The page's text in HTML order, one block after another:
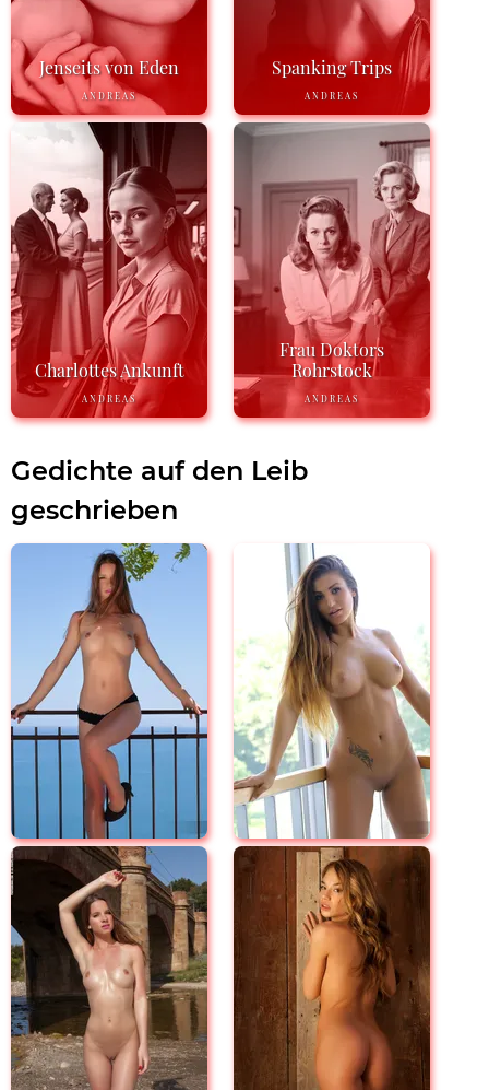
Jenseits von Eden
ANDREAS
Spanking Trips
ANDREAS
Charlottes Ankunft
ANDREAS
Frau Doktors
Rohrstock
ANDREAS
Gedichte auf den Leib
geschrieben